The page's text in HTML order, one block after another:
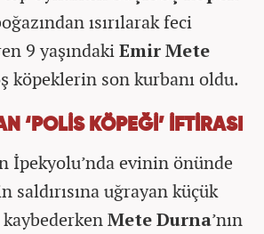
ısırılarak feci
9 yaşındakiEmir Mete
köpeklerin son kurbanı oldu.
‘POLİS KÖPEĞİ’ İFTİRASI
İpekyolu’nda evinin önünde
saldırısına uğrayan küçük
kaybederkenMete Durna’nın